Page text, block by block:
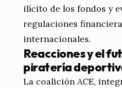
ilícito de los fondos y
regulaciones
internacionales.
Reacciones y el
piratería
La coalición ACE,